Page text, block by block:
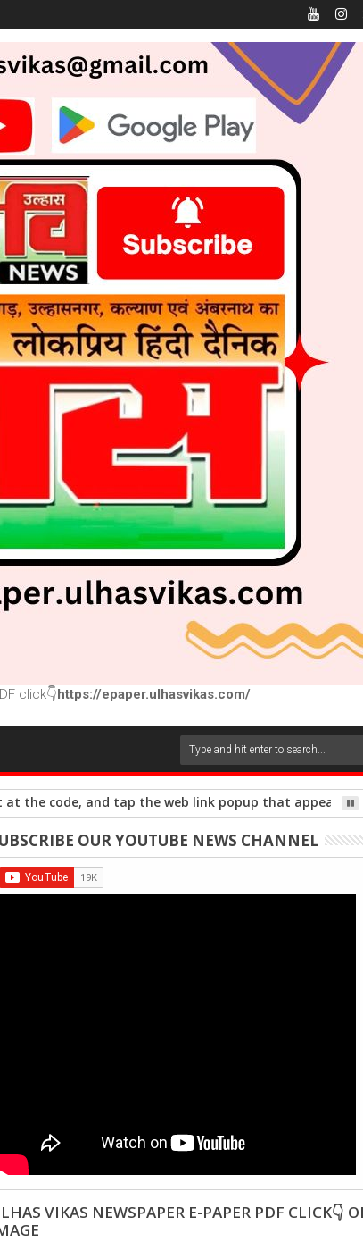
click👇https://epaper.ulhasvikas.com/
it at the code, and tap the web link popup that appears
OUR YOUTUBE NEWS CHANNEL
VIKAS NEWSPAPER E-PAPER PDF CLICK👇